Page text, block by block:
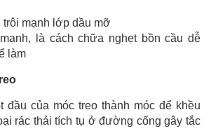
trôi mạnh lớp dầu mỡ
là cách chữa nghẹt bồn cầu dễ
làm
đầu của móc treo thành móc để khều
rác thải tích tụ ở đường cống gây tắc